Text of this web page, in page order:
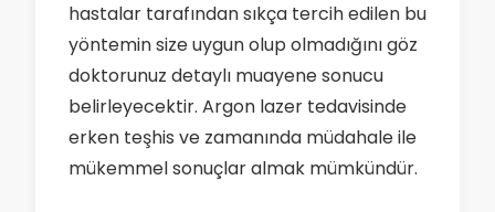
hastalar tarafından sıkça tercih edilen bu
yöntemin size uygun olup olmadığını göz
doktorunuz detaylı muayene sonucu
belirleyecektir. Argon lazer tedavisinde
erken teşhis ve zamanında müdahale ile
mükemmel sonuçlar almak mümkündür.